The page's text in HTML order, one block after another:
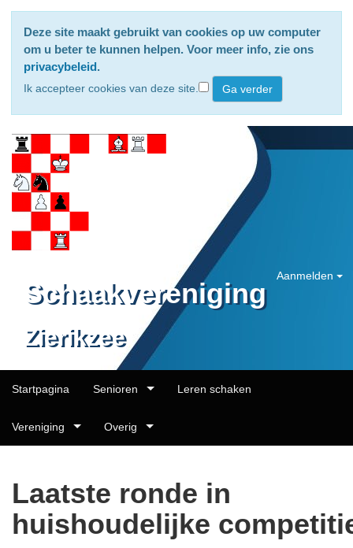
Deze site maakt gebruikt van cookies op uw computer
om u beter te kunnen helpen. Voor meer info, zie ons
privacybeleid.
Ik accepteer cookies van deze site.
Schaakvereniging
Zierikzee
Aanmelden
Startpagina Senioren Leren schaken
Vereniging Overig
Laatste ronde in
huishoudelijke